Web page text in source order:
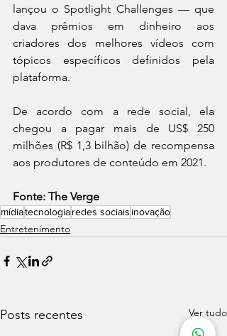
lançou o Spotlight Challenges — que
dava prêmios em dinheiro aos
criadores dos melhores vídeos com
tópicos específicos definidos pela
plataforma.
De acordo com a rede social, ela
chegou a pagar mais de US$ 250
milhões (R$ 1,3 bilhão) de recompensa
aos produtores de conteúdo em 2021.
Fonte: The Verge
mídiatecnologiaredes sociais inovação
Entretenimento
Posts recentes Ver tudo